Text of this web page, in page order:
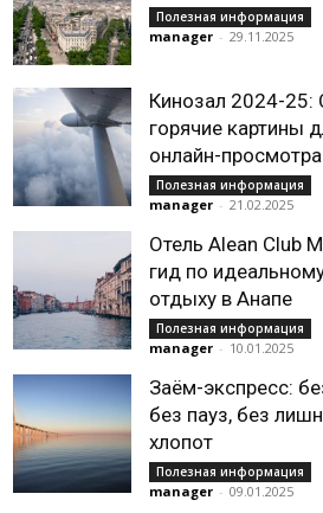
Полезная информация
manager - 29.11.2025
Кинозал 2024-
горячие картины
онлайн-просмотра
Полезная информация
manager - 21.02.2025
Отель Alean Club
гид по
отдыху в Анапе
Полезная информация
manager - 10.01.2025
Заём-экспресс:
без пауз, без
хлопот
Полезная информация
manager - 09.01.2025